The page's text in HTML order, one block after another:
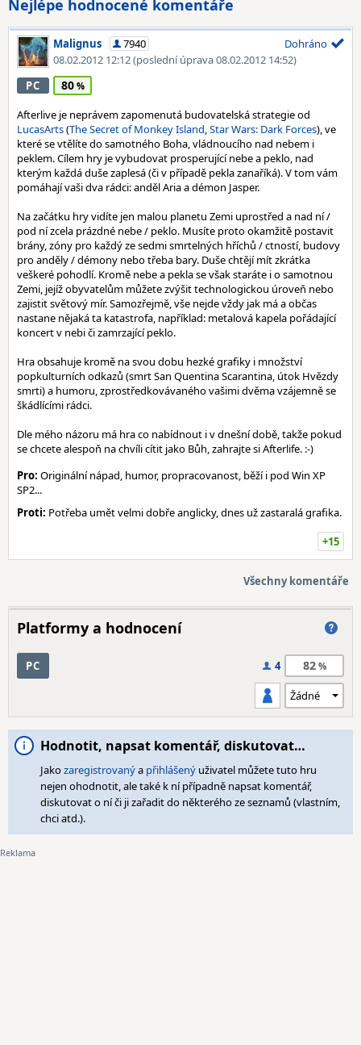
Nejlépe hodnocené komentáře
Malignus
7940
08.02.2012 12:12(poslední úprava 08.02.2012 14:52)
Dohráno
PC 80
Afterlive je neprávem zapomenutá budovatelská strategie od
LucasArts(The Secret of Monkey Island,Star Wars: Dark Forces), ve
které se vtělíte do samotného Boha, vládnoucího nad nebem i
peklem. Cílem hry je vybudovat prosperující nebe a peklo, nad
kterým každá duše zaplesá (či v případě pekla zanaříká). V tom vám
pomáhají vaši dva rádci: anděl Aria a démon Jasper.
Na začátku hry vidíte jen malou planetu Zemi uprostřed a nad ní /
pod ní zcela prázdné nebe / peklo. Musíte proto okamžitě postavit
brány, zóny pro každý ze sedmi smrtelných hříchů / ctností, budovy
pro anděly / démony nebo třeba bary. Duše chtějí mít zkrátka
veškeré pohodlí. Kromě nebe a pekla se však staráte i o samotnou
Zemi, jejíž obyvatelům můžete zvýšit technologickou úroveň nebo
zajistit světový mír. Samozřejmě, vše nejde vždy jak má a občas
nastane nějaká ta katastrofa, například: metalová kapela pořádající
koncert v nebi či zamrzající peklo.
Hra obsahuje kromě na svou dobu hezké grafiky i množství
popkulturních odkazů (smrt San Quentina Scarantina, útok Hvězdy
smrti) a humoru, zprostředkovávaného vašimi dvěma vzájemně se
škádlícími rádci.
Dle mého názoru má hra co nabídnout i v dnešní době, takže pokud
se chcete alespoň na chvíli cítit jako Bůh, zahrajte si Afterlife. :-)
Pro: Originální nápad, humor, propracovanost, běží i pod Win XP
SP2...
Proti: Potřeba umět velmi dobře anglicky, dnes už zastaralá grafika.
+15
Všechny komentáře
Platformy a hodnocení
PC 4 82
Hodnotit, napsat komentář, diskutovat…
Jakozaregistrovanýa přihlášený uživatel můžete tuto hru
nejen ohodnotit, ale také k ní případně napsat komentář,
diskutovat o ní či ji zařadit do některého ze seznamů (vlastním,
chci atd.).